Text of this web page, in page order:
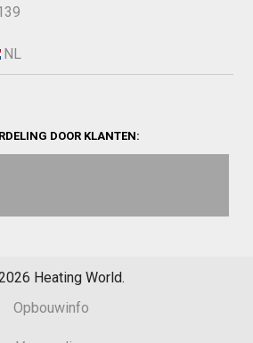
DOOR KLANTEN:
Heating World.
Opbouwinfo